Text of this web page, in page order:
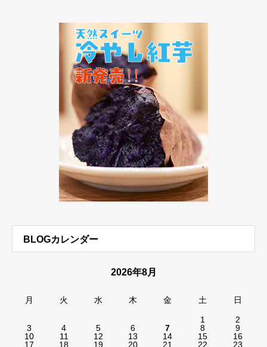
BLOGカレンダー
2026年8月
月 火 水 木 金 土 日
1
2
3
4 5 6 7 8
9
10
11 12 13 14 15
16
17
18 19 20 21 22
23